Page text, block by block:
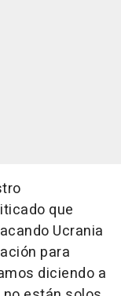
que
Ucrania
para
diciendo a